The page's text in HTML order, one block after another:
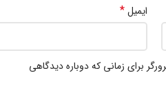
ایمیل*
برای زمانی که دوباره دیدگاهی